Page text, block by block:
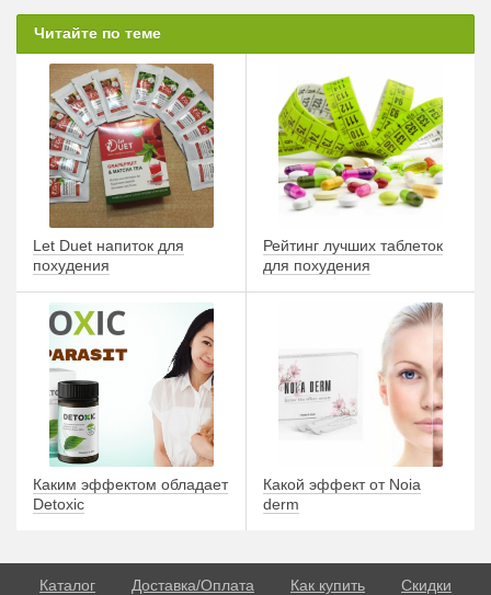
Читайте по теме
Let Duet напиток для
похудения
Рейтинг лучших таблеток
для похудения
Каким эффектом обладает
Detoxic
Какой эффект от Noia
derm
Каталог Доставка/Оплата Как купить Скидки